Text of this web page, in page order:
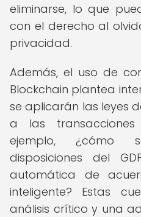
eliminarse, lo que
con el derecho al
privacidad.
Además, el uso de
Blockchain plantea
se aplicarán las leyes
a las transacciones
ejemplo, ¿cómo
disposiciones del
automática de
inteligente? Estas
análisis crítico y una